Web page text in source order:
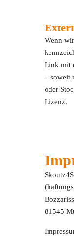
Wenn
Link mit
– soweit
oder
Lizenz.
81545